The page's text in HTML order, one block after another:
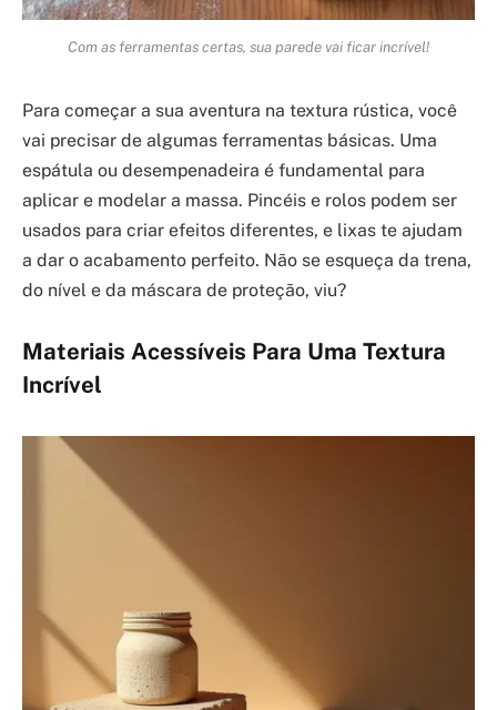
Com as ferramentas certas, sua parede vai ficar incrível!
Para começar a sua aventura na textura rústica, você
vai precisar de algumas ferramentas básicas. Uma
espátula ou desempenadeira é fundamental para
aplicar e modelar a massa. Pincéis e rolos podem ser
usados para criar efeitos diferentes, e lixas te ajudam
a dar o acabamento perfeito. Não se esqueça da trena,
do nível e da máscara de proteção, viu?
Materiais Acessíveis Para Uma Textura
Incrível